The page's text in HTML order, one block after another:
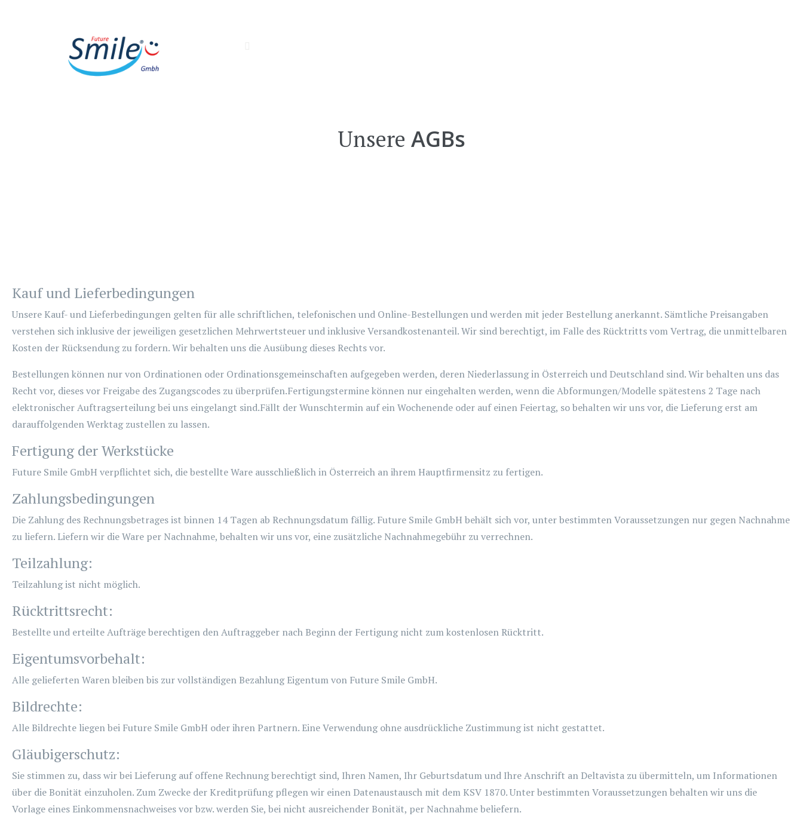
Unsere AGBs
Kauf und Lieferbedingungen
Unsere Kauf- und Lieferbedingungen gelten für alle schriftlichen, telefonischen und Online-Bestellungen und werden mit jeder Bestellung anerkannt. Sämtliche Preisangaben
verstehen sich inklusive der jeweiligen gesetzlichen Mehrwertsteuer und inklusive Versandkostenanteil. Wir sind berechtigt, im Falle des Rücktritts vom Vertrag, die unmittelbaren
Kosten der Rücksendung zu fordern. Wir behalten uns die Ausübung dieses Rechts vor.
Bestellungen können nur von Ordinationen oder Ordinationsgemeinschaften aufgegeben werden, deren Niederlassung in Österreich und Deutschland sind. Wir behalten uns das
Recht vor, dieses vor Freigabe des Zugangscodes zu überprüfen.Fertigungstermine können nur eingehalten werden, wenn die Abformungen/Modelle spätestens 2 Tage nach
elektronischer Auftragserteilung bei uns eingelangt sind.Fällt der Wunschtermin auf ein Wochenende oder auf einen Feiertag, so behalten wir uns vor, die Lieferung erst am
darauffolgenden Werktag zustellen zu lassen.
Fertigung der Werkstücke
Future Smile GmbH verpflichtet sich, die bestellte Ware ausschließlich in Österreich an ihrem Hauptfirmensitz zu fertigen.
Zahlungsbedingungen
Die Zahlung des Rechnungsbetrages ist binnen 14 Tagen ab Rechnungsdatum fällig. Future Smile GmbH behält sich vor, unter bestimmten Voraussetzungen nur gegen Nachnahme
zu liefern. Liefern wir die Ware per Nachnahme, behalten wir uns vor, eine zusätzliche Nachnahmegebühr zu verrechnen.
Teilzahlung:
Teilzahlung ist nicht möglich.
Rücktrittsrecht:
Bestellte und erteilte Aufträge berechtigen den Auftraggeber nach Beginn der Fertigung nicht zum kostenlosen Rücktritt.
Eigentumsvorbehalt:
Alle gelieferten Waren bleiben bis zur vollständigen Bezahlung Eigentum von Future Smile GmbH.
Bildrechte:
Alle Bildrechte liegen bei Future Smile GmbH oder ihren Partnern. Eine Verwendung ohne ausdrückliche Zustimmung ist nicht gestattet.
Gläubigerschutz:
Sie stimmen zu, dass wir bei Lieferung auf offene Rechnung berechtigt sind, Ihren Namen, Ihr Geburtsdatum und Ihre Anschrift an Deltavista zu übermitteln, um Informationen
über die Bonität einzuholen. Zum Zwecke der Kreditprüfung pflegen wir einen Datenaustausch mit dem KSV 1870. Unter bestimmten Voraussetzungen behalten wir uns die
Vorlage eines Einkommensnachweises vor bzw. werden Sie, bei nicht ausreichender Bonität, per Nachnahme beliefern.